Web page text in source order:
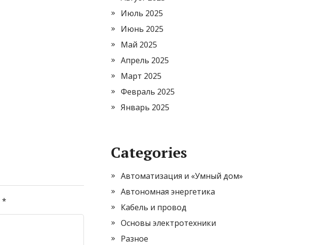
*
Июль 2025
Июнь 2025
Май 2025
Апрель 2025
Март 2025
Февраль 2025
Январь 2025
Categories
Автоматизация и «Умный дом»
Автономная энергетика
Кабель и провод
Основы электротехники
Разное